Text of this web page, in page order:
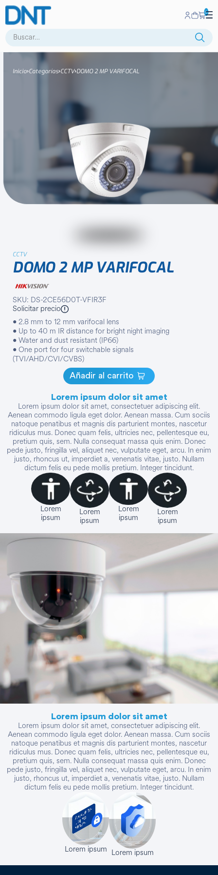
Buscar:
0
Inicio Categorías CCTV DOMO 2 MP VARIFOCAL
CCTV
DOMO 2 MP VARIFOCAL
SKU: DS-2CE56D0T-VFIR3F
Solicitar precio
• 2.8 mm to 12 mm varifocal lens
• Up to 40 m IR distance for bright night imaging
• Water and dust resistant (IP66)
• One port for four switchable signals
(TVI/AHD/CVI/CVBS)
Añadir al carrito
Lorem ipsum dolor sit amet
Lorem ipsum dolor sit amet, consectetuer adipiscing elit.
Aenean commodo ligula eget dolor. Aenean massa. Cum sociis
natoque penatibus et magnis dis parturient montes, nascetur
ridiculus mus. Donec quam felis, ultricies nec, pellentesque eu,
pretium quis, sem. Nulla consequat massa quis enim. Donec
pede justo, fringilla vel, aliquet nec, vulputate eget, arcu. In enim
justo, rhoncus ut, imperdiet a, venenatis vitae, justo. Nullam
dictum felis eu pede mollis pretium. Integer tincidunt.
Lorem
ipsum
Lorem
ipsum
Lorem
ipsum
Lorem
ipsum
Lorem ipsum dolor sit amet
Lorem ipsum dolor sit amet, consectetuer adipiscing elit.
Aenean commodo ligula eget dolor. Aenean massa. Cum sociis
natoque penatibus et magnis dis parturient montes, nascetur
ridiculus mus. Donec quam felis, ultricies nec, pellentesque eu,
pretium quis, sem. Nulla consequat massa quis enim. Donec
pede justo, fringilla vel, aliquet nec, vulputate eget, arcu. In enim
justo, rhoncus ut, imperdiet a, venenatis vitae, justo. Nullam
dictum felis eu pede mollis pretium. Integer tincidunt.
Lorem ipsum Lorem ipsum